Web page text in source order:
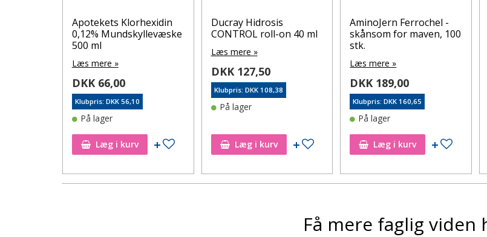
Tilføj til ønskeseddel
Apotekets Klorhexidin
0,12% Mundskyllevæske
500 ml
Læs mere »
DKK 66,00
Klubpris: DKK 56,10
På lager
Læg i kurv Tilføj til ønskeseddel
Ducray Hidrosis
CONTROL roll-on 40 ml
Læs mere »
DKK 127,50
Klubpris: DKK 108,38
På lager
Læg i kurv Tilføj til ønskeseddel
AminoJern Ferrochel -
skånsom for maven, 100
stk.
Læs mere »
DKK 189,00
Klubpris: DKK 160,65
På lager
Læg i kurv Tilføj til
Få mere faglig viden